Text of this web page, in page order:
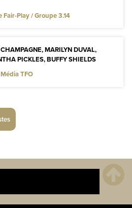
Play / Groupe 3.14
MARILYN DUVAL,
PICKLES, BUFFY SHIELDS
TFO